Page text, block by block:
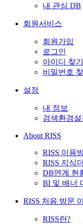
내 관심 DB
회원서비스
회원가입
로그인
아이디 찾기
비밀번호 찾
설정
내 정보
검색환경설
About RISS
RISS 이용
RISS 지식
DB연계 현
BI 및 배너
RISS 처음 방문
RISS란?